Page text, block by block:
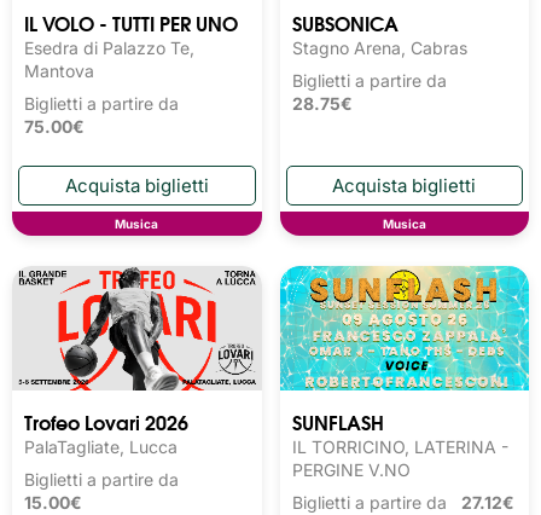
IL VOLO - TUTTI PER UNO
Esedra di Palazzo Te,
Mantova
Biglietti a partire da
75.00€
Musica
SUBSONICA
Stagno Arena, Cabras
Biglietti a partire da
28.75€
Musica
Trofeo Lovari 2026
PalaTagliate, Lucca
Biglietti a partire da
15.00€
SUNFLASH
IL TORRICINO, LATERINA -
PERGINE V.NO
Biglietti a partire da 27.12€